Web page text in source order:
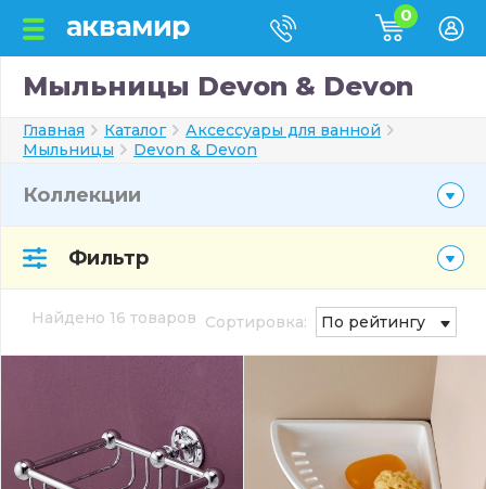
0
Мыльницы Devon & Devon
Главная Каталог
Аксессуары для ванной
Мыльницы
Devon & Devon
Коллекции
Фильтр
Найдено 16 товаров Сортировка: По рейтингу